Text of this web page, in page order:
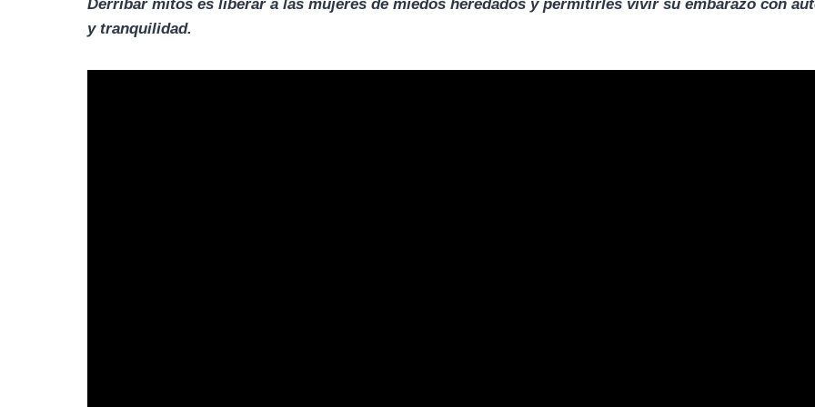
Derribar mitos es liberar a las mujeres de miedos heredados y permitirles vivir su embarazo con
y tranquilidad.